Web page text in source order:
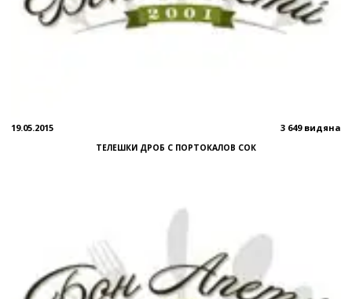
19.05.2015 3 649 видяна
ТЕЛЕШКИ ДРОБ С ПОРТОКАЛОВ СОК